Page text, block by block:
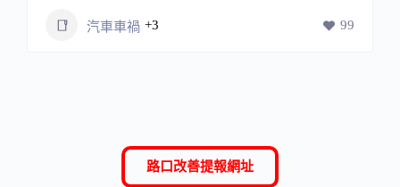
汽車車禍 +3 99
路口改善提報網址